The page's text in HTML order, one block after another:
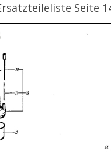
Seite